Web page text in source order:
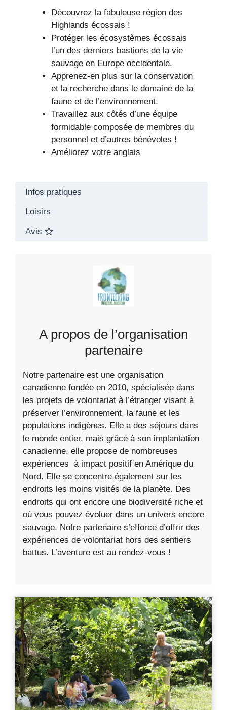
Découvrez la fabuleuse région des
Highlands écossais !
Protéger les écosystèmes écossais
l’un des derniers bastions de la vie
sauvage en Europe occidentale.
Apprenez-en plus sur la conservation
et la recherche dans le domaine de la
faune et de l’environnement.
Travaillez aux côtés d’une équipe
formidable composée de membres du
personnel et d’autres bénévoles !
Améliorez votre anglais
Infos pratiques
Loisirs
Avis
A propos de l’organisation
partenaire
Notre partenaire est une organisation
canadienne fondée en 2010, spécialisée dans
les projets de volontariat à l’étranger visant à
préserver l’environnement, la faune et les
populations indigènes. Elle a des séjours dans
le monde entier, mais grâce à son implantation
canadienne, elle propose de nombreuses
expériences à impact positif en Amérique du
Nord. Elle se concentre également sur les
endroits les moins visités de la planète. Des
endroits qui ont encore une biodiversité riche et
où vous pouvez évoluer dans un univers encore
sauvage. Notre partenaire s’efforce d’offrir des
expériences de volontariat hors des sentiers
battus. L’aventure est au rendez-vous !